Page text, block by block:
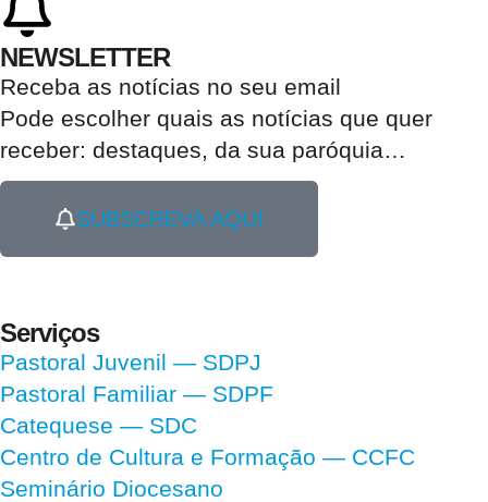
NEWSLETTER
Receba as notícias no seu email​
Pode escolher quais as notícias que quer
receber: destaques, da sua paróquia
SUBSCREVA AQUI
Serviços
Pastoral Juvenil — SDPJ
Pastoral Familiar — SDPF
Catequese — SDC
Centro de Cultura e Formação — CCFC
Seminário Diocesano